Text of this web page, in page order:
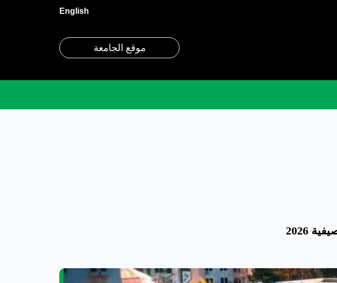
English
موقع الجامعة
2026